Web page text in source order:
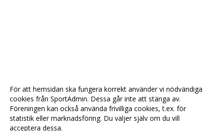
För att hemsidan ska fungera korrekt använder vi nödvändiga
cookies från SportAdmin. Dessa går inte att stänga av.
Föreningen kan också använda frivilliga cookies, t.ex. för
statistik eller marknadsföring. Du väljer själv om du vill
acceptera dessa.